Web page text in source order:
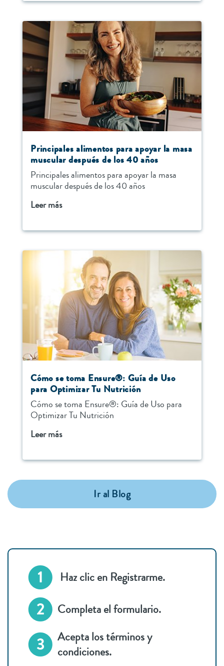
Principales alimentos para apoyar la masa
muscular después de los 40 años
Principales alimentos para apoyar la masa
muscular después de los 40 años
Leer más
Cómo se toma Ensure®: Guía de Uso
para Optimizar Tu Nutrición
Cómo se toma Ensure®: Guía de Uso para
Optimizar Tu Nutrición
Leer más
Ir al Blog
Haz clic en Registrarme.
Completa el formulario.
Acepta los términos y
condiciones.